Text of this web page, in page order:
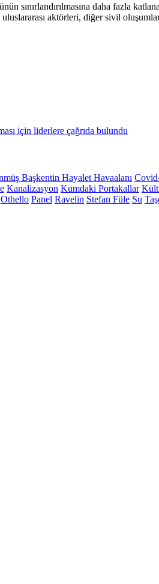
sınırlandırılmasına daha fazla
aktörleri, diğer sivil
için liderlere çağrıda bulundu
Başkentin Hayalet Havaalanı
Kanalizasyon Kumdaki Portakallar
Othello Panel Ravelin Stefan Füle Su